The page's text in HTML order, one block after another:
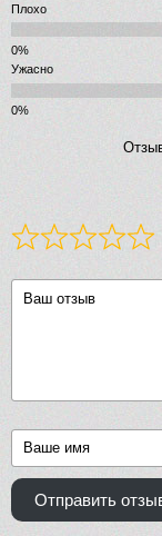
Плохо
Ужасно
Отправить